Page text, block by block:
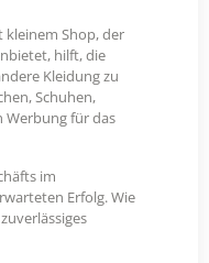
kleinem Shop, der
hilft, die
Kleidung zu
Schuhen,
Werbung für das
im
Erfolg. Wie